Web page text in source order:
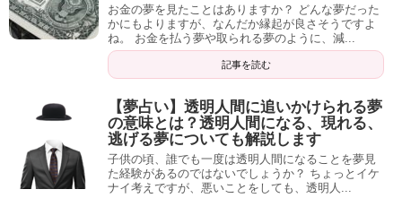
お金の夢を見たことはありますか？ どんな夢だった
かにもよりますが、なんだか縁起が良さそうですよ
ね。 お金を払う夢や取られる夢のように、減...
記事を読む
【夢占い】透明人間に追いかけられる夢
の意味とは？透明人間になる、現れる、
逃げる夢についても解説します
子供の頃、誰でも一度は透明人間になることを夢見
た経験があるのではないでしょうか？ ちょっとイケ
ナイ考えですが、悪いことをしても、透明人...